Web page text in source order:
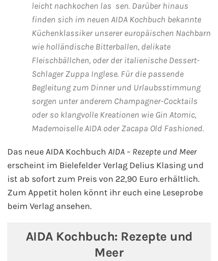
Orient-Kreuzfahrt
Weltreise-Kreuzfahrt
Reedereien
AIDA Cruises
TUI Cruises
MSC Kreuzfahrten
Costa Kreuzfahrten
Phoenix Reisen
Hapag-Lloyd Cruises
Cunard Line
leicht nachkochen las sen. Darüber hinaus
finden sich im neuen AIDA Kochbuch bekannte
Küchenklassiker unserer europäischen Nachbarn
wie holländische Bitterballen, delikate
Fleischbällchen, oder der italienische Dessert-
Schlager Zuppa Inglese. Für die passende
Begleitung zum Dinner und Urlaubsstimmung
sorgen unter anderem Champagner-Cocktails
oder so klangvolle Kreationen wie Gin Atomic,
Mademoiselle AIDA oder Zacapa Old Fashioned.
Das neue AIDA Kochbuch AIDA – Rezepte und Meer
erscheint im Bielefelder Verlag Delius Klasing und
ist ab sofort zum Preis von 22,90 Euro erhältlich.
Zum Appetit holen könnt ihr euch eine Leseprobe
beim Verlag ansehen.
AIDA Kochbuch: Rezepte und
Meer